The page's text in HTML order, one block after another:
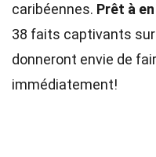
caribéennes. Prêt à
38 faits captivants sur
donneront envie de
immédiatement!